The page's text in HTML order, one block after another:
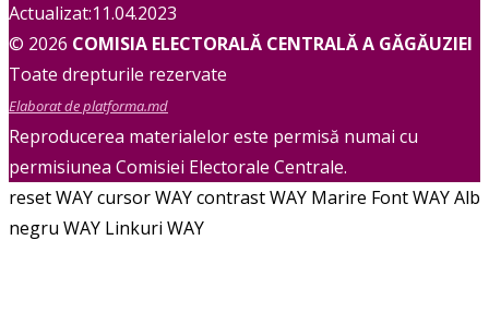
Actualizat:11.04.2023
© 2026 COMISIA ELECTORALĂ CENTRALĂ A GĂGĂUZIEI
Toate drepturile rezervate
Elaborat de platforma.md
Reproducerea materialelor este permisă numai cu
permisiunea Comisiei Electorale Centrale.
reset WAYcursor WAYcontrast WAY Marire Font WAYAlb
negru WAY Linkuri WAY